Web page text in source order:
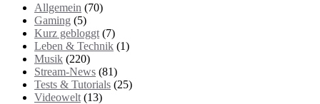
Allgemein (70)
Gaming (5)
Kurz gebloggt (7)
Leben & Technik (1)
Musik (220)
Stream-News (81)
Tests & Tutorials (25)
Videowelt (13)